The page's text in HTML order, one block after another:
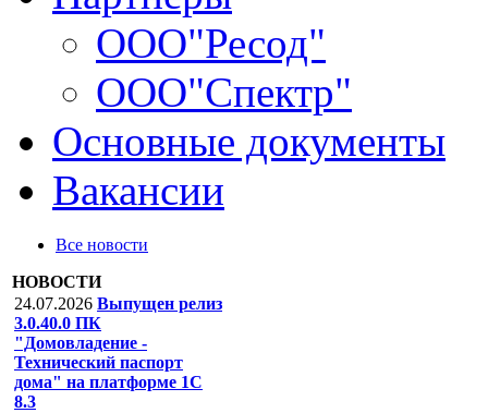
ООО"Ресод"
ООО"Спектр"
Основные документы
Вакансии
Все новости
НОВОСТИ
24.07.2026 Выпущен релиз
3.0.40.0 ПК
"Домовладение -
Технический паспорт
дома" на платформе 1С
8.3